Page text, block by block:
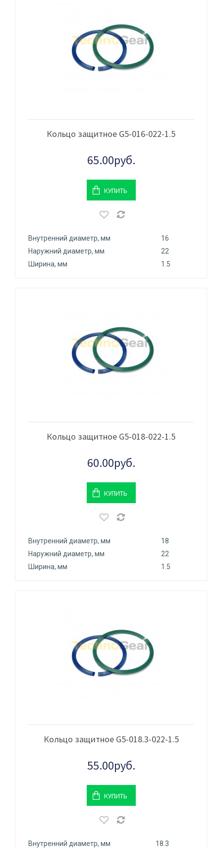
Кольцо защитное G5-016-022-1.5
65.00руб.
КУПИТЬ
Внутренний диаметр, мм
16
Наружний диаметр, мм
22
Ширина, мм
1.5
Кольцо защитное G5-018-022-1.5
60.00руб.
КУПИТЬ
Внутренний диаметр, мм
18
Наружний диаметр, мм
22
Ширина, мм
1.5
Кольцо защитное G5-018.3-022-1.5
55.00руб.
КУПИТЬ
Внутренний диаметр, мм 18.3